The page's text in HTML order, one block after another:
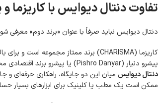
تفاوت دنتال دیوایس با کاریزما
دنتال دیوایس نباید صرفاً با عنوان «برند دوم»
کاریزما (CHARISMA)
برند ممتاز مجموعه است و برای
پیشرو دنیار (Pishro Danyar) یا پیشرو
برند اقتصادی
دنتال دیوایس میان این دو جایگاه، راهکاری حرفه‌ای و
ممکن است یک مطب یا کلینیک برای ابزارهای بسیار حساس